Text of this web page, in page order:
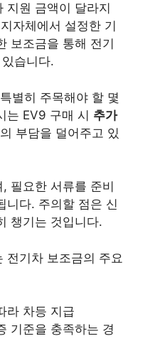
지원 금액이 달라지
자체에서 설정한 기
보조금을 통해 전기
습니다.
별히 주목해야 할 몇
는 EV9 구매 시 추가
부담을 덜어주고 있
필요한 서류를 준비
니다. 주의할 점은 신
챙기는 것입니다.
전기차 보조금의 주요
라 차등 지급
기준을 충족하는 경